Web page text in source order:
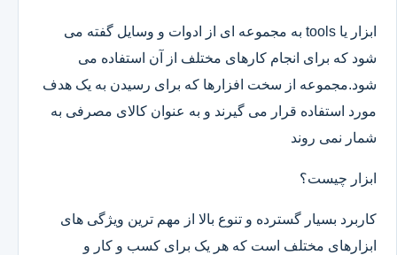
ابزار یا tools به مجموعه ای از ادوات و وسایل گفته می
شود که برای انجام کارهای مختلف از آن استفاده می
شود.مجموعه از سخت افزارها که برای رسیدن به یک هدف
مورد استفاده قرار می گیرند و به عنوان کالای مصرفی به
شمار نمی روند
ابزار چیست؟
کاربرد بسیار گسترده و تنوع بالا از مهم ترین ویژگی های
ابزارهای مختلف است که هر یک برای کسب و کار و